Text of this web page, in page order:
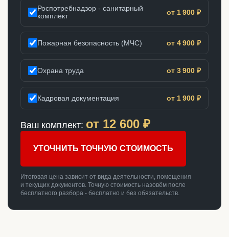
Роспотребнадзор - санитарный
комплект
от 1 900 ₽
Пожарная безопасность (МЧС) от 4 900 ₽
Охрана труда от 3 900 ₽
Кадровая документация от 1 900 ₽
Ваш комплект: от 12 600 ₽
УТОЧНИТЬ ТОЧНУЮ СТОИМОСТЬ
Итоговая цена зависит от вида деятельности, помещения
и текущих документов. Точную стоимость назовём после
бесплатного разбора - бесплатно и без обязательств.